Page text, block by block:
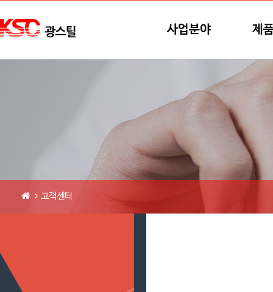
메뉴바로가기
사업분야 제
고객센터